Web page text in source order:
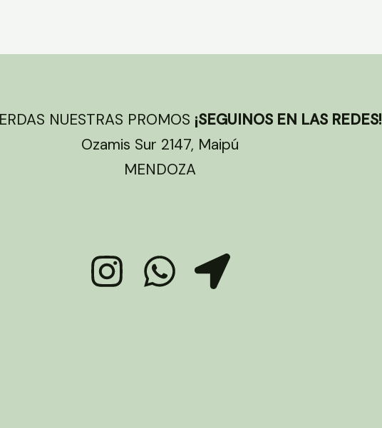
NUESTRAS PROMOS ¡SEGUINOS EN LAS REDES!
Ozamis Sur 2147, Maipú
MENDOZA